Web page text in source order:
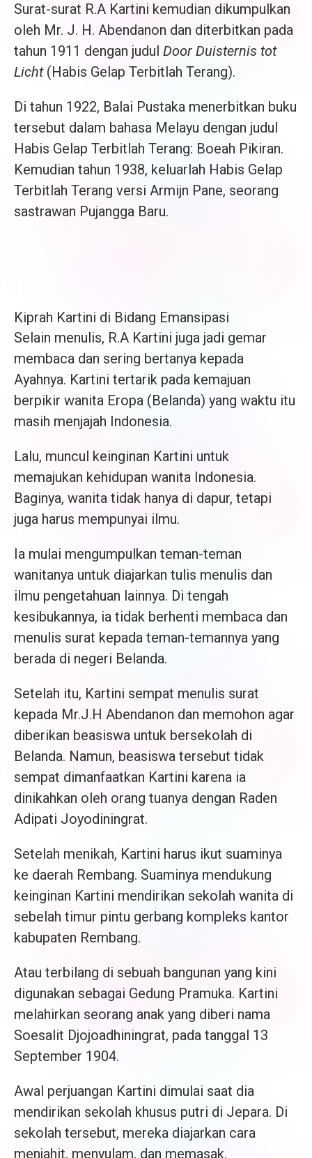
Surat-surat R.A Kartini kemudian dikumpulkan
oleh Mr. J. H. Abendanon dan diterbitkan pada
tahun 1911 dengan judul Door Duisternis tot
Licht(Habis Gelap Terbitlah Terang).
Di tahun 1922, Balai Pustaka menerbitkan buku
tersebut dalam bahasa Melayu dengan judul
Habis Gelap Terbitlah Terang: Boeah Pikiran.
Kemudian tahun 1938, keluarlah Habis Gelap
Terbitlah Terang versi Armijn Pane, seorang
sastrawan Pujangga Baru.
Kiprah Kartini di Bidang Emansipasi
Selain menulis, R.A Kartini juga jadi gemar
membaca dan sering bertanya kepada
Ayahnya. Kartini tertarik pada kemajuan
berpikir wanita Eropa (Belanda) yang waktu itu
masih menjajah Indonesia.
Lalu, muncul keinginan Kartini untuk
memajukan kehidupan wanita Indonesia.
Baginya, wanita tidak hanya di dapur, tetapi
juga harus mempunyai ilmu.
Ia mulai mengumpulkan teman-teman
wanitanya untuk diajarkan tulis menulis dan
ilmu pengetahuan lainnya. Di tengah
kesibukannya, ia tidak berhenti membaca dan
menulis surat kepada teman-temannya yang
berada di negeri Belanda.
Setelah itu, Kartini sempat menulis surat
kepada Mr.J.H Abendanon dan memohon agar
diberikan beasiswa untuk bersekolah di
Belanda. Namun, beasiswa tersebut tidak
sempat dimanfaatkan Kartini karena ia
dinikahkan oleh orang tuanya dengan Raden
Adipati Joyodiningrat.
Setelah menikah, Kartini harus ikut suaminya
ke daerah Rembang. Suaminya mendukung
keinginan Kartini mendirikan sekolah wanita di
sebelah timur pintu gerbang kompleks kantor
kabupaten Rembang.
Atau terbilang di sebuah bangunan yang kini
digunakan sebagai Gedung Pramuka. Kartini
melahirkan seorang anak yang diberi nama
Soesalit Djojoadhiningrat, pada tanggal 13
September 1904.
Awal perjuangan Kartini dimulai saat dia
mendirikan sekolah khusus putri di Jepara. Di
sekolah tersebut, mereka diajarkan cara
menjahit, menyulam, dan memasak.